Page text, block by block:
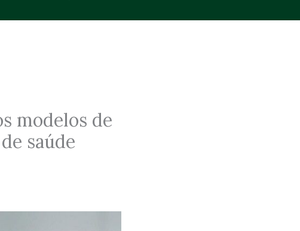
modelos de
saúde